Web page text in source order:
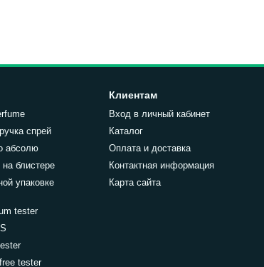
спрей
абсолю
блистере
упаковке
tester
tester
Клиентам
Вход в личный кабинет
Каталог
Оплата и доставка
Контактная информация
Карта сайта